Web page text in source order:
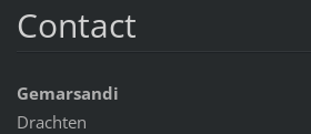
Contact
Gemarsandi
Drachten